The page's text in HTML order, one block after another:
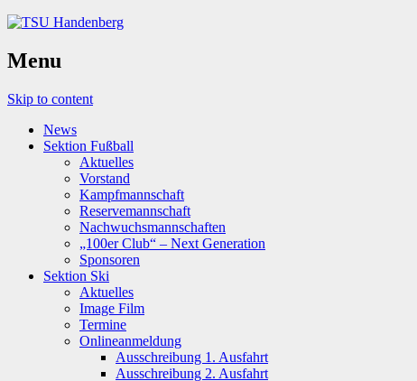
Menu
Skip to content
News
Sektion Fußball
Aktuelles
Vorstand
Kampfmannschaft
Reservemannschaft
Nachwuchsmannschaften
„100er Club“ – Next Generation
Sponsoren
Sektion Ski
Aktuelles
Image Film
Termine
Onlineanmeldung
Ausschreibung 1. Ausfahrt
Ausschreibung 2. Ausfahrt